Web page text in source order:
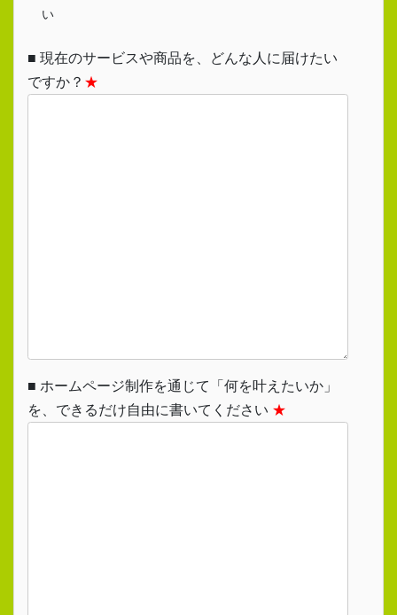
い
■ 現在のサービスや商品を、どんな人に届けたい
ですか？ ★
■ ホームページ制作を通じて「何を叶えたいか」
を、できるだけ自由に書いてください ★